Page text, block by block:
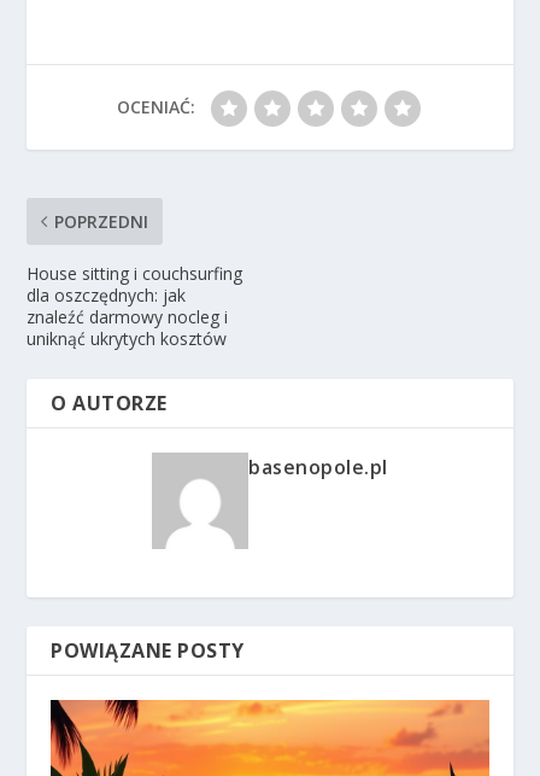
OCENIAĆ:
POPRZEDNI
House sitting i couchsurfing
dla oszczędnych: jak
znaleźć darmowy nocleg i
uniknąć ukrytych kosztów
O AUTORZE
basenopole.pl
POWIĄZANE POSTY